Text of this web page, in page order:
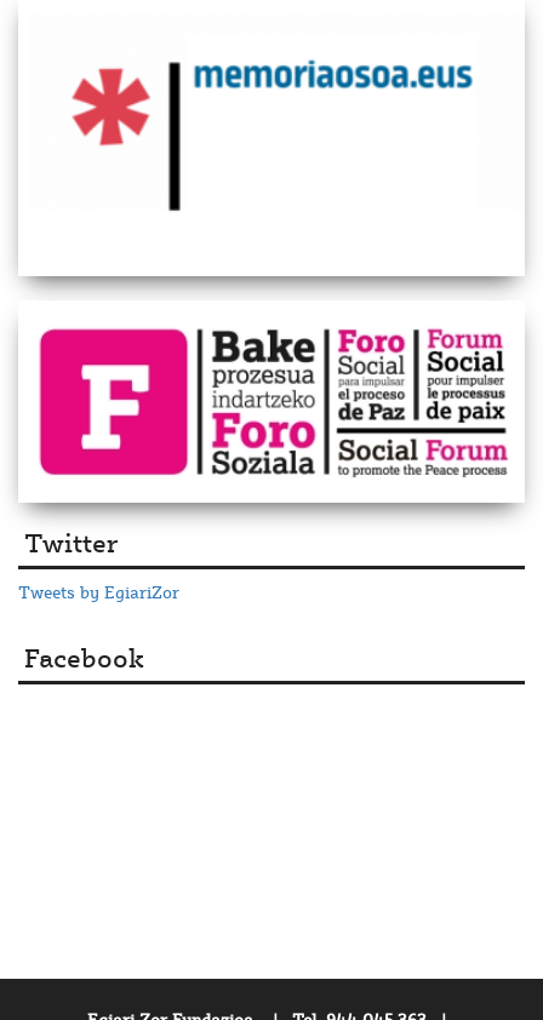
Twitter
Tweets by EgiariZor
Facebook